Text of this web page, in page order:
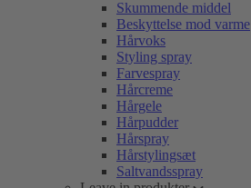
Skummende middel
Beskyttelse mod varme
Hårvoks
Styling spray
Farvespray
Hårcreme
Hårgele
Hårpudder
Hårspray
Hårstylingsæt
Saltvandsspray